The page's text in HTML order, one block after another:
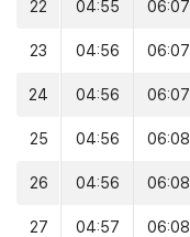
22 04:55 06:07
23 04:56 06:07
24 04:56 06:07
25 04:56 06:08
26 04:56 06:08
27 04:57 06:08